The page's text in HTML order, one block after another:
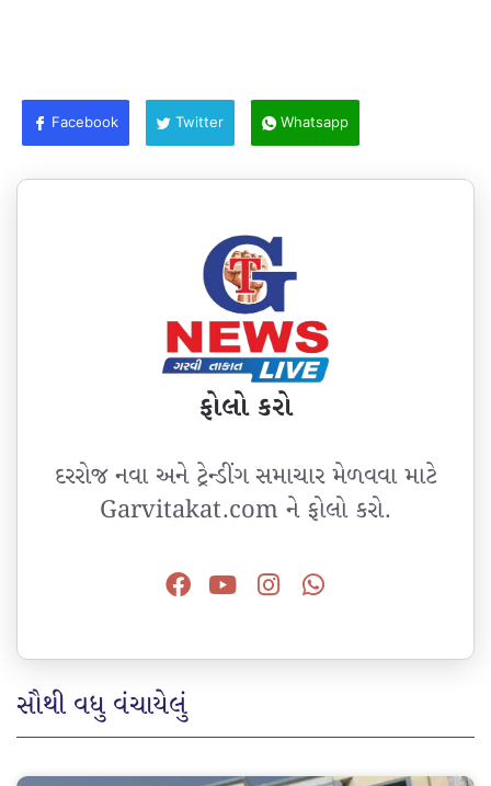
Facebook Twitter Whatsapp
ફોલો કરો
દરરોજ નવા અને ટ્રેન્ડીંગ સમાચાર મેળવવા માટે
Garvitakat.com ને ફોલો કરો.
સૌથી વધુ વંચાયેલું